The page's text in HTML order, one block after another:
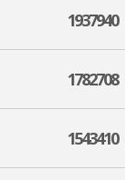
1937940
1782708
1543410